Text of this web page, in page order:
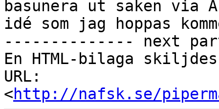
basunera ut saken
idé som jag hoppas
-------------- next
En HTML-bilaga
URL:
<http://nafsk.se/